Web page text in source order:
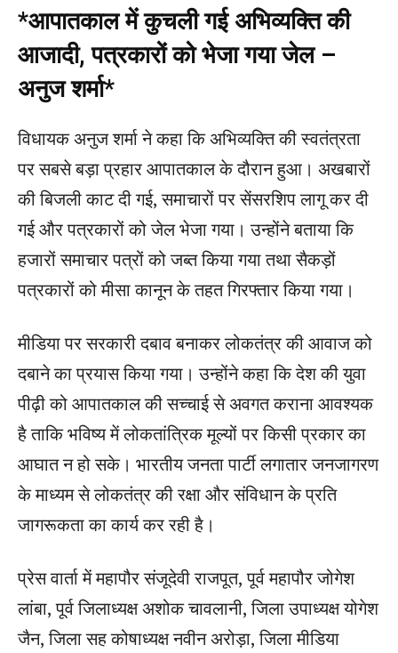
*आपातकाल में कुचली गई अभिव्यक्ति की
आजादी, पत्रकारों को भेजा गया जेल –
अनुज शर्मा*
विधायक अनुज शर्मा ने कहा कि अभिव्यक्ति की स्वतंत्रता
पर सबसे बड़ा प्रहार आपातकाल के दौरान हुआ। अखबारों
की बिजली काट दी गई, समाचारों पर सेंसरशिप लागू कर दी
गई और पत्रकारों को जेल भेजा गया। उन्होंने बताया कि
हजारों समाचार पत्रों को जब्त किया गया तथा सैकड़ों
पत्रकारों को मीसा कानून के तहत गिरफ्तार किया गया।
मीडिया पर सरकारी दबाव बनाकर लोकतंत्र की आवाज को
दबाने का प्रयास किया गया। उन्होंने कहा कि देश की युवा
पीढ़ी को आपातकाल की सच्चाई से अवगत कराना आवश्यक
है ताकि भविष्य में लोकतांत्रिक मूल्यों पर किसी प्रकार का
आघात न हो सके। भारतीय जनता पार्टी लगातार जनजागरण
के माध्यम से लोकतंत्र की रक्षा और संविधान के प्रति
जागरूकता का कार्य कर रही है।
प्रेस वार्ता में महापौर संजूदेवी राजपूत, पूर्व महापौर जोगेश
लांबा, पूर्व जिलाध्यक्ष अशोक चावलानी, जिला उपाध्यक्ष योगेश
जैन, जिला सह कोषाध्यक्ष नवीन अरोड़ा, जिला मीडिया